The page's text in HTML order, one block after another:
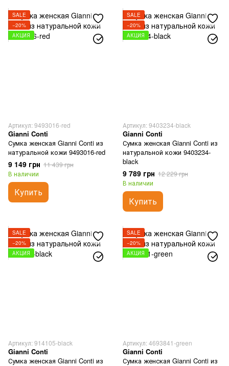
SALE
−20%
АКЦИЯ
Артикул: 9493016-red
Gianni Conti
Сумка женская Gianni Conti из
натуральной кожи 9493016-red
9 149 грн 11 439 грн
В наличии
Купить
SALE
−20%
АКЦИЯ
Артикул: 9403234-black
Gianni Conti
Сумка женская Gianni Conti из
натуральной кожи 9403234-
black
9 789 грн 12 229 грн
В наличии
Купить
SALE
−20%
АКЦИЯ
Артикул: 914105-black
Gianni Conti
Сумка женская Gianni Conti из
SALE
−20%
АКЦИЯ
Артикул: 4693841-green
Gianni Conti
Сумка женская Gianni Conti из